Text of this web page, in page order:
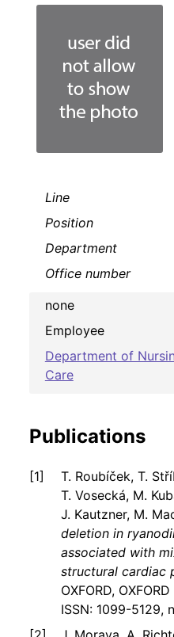
Line
Position
Department
Office number
none
Employee
Department of
Care
Publications
T. Roubíček, T.
T. Vosecká, M.
J. Kautzner, M.
deletion in
associated with
structural cardiac
OXFORD,
ISSN: 1099-5129,